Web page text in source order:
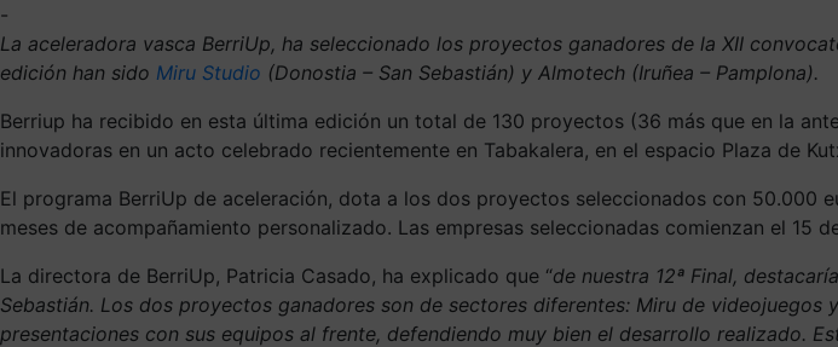
-
La aceleradora vasca BerriUp, ha seleccionado los proyectos ganadores de la XII
edición han sido Miru Studio (Donostia – San Sebastián) y Almotech (Iruñea – Pamplona).
Berriup ha recibido en esta última edición un total de 130 proyectos (36 más que en la
innovadoras en un acto celebrado recientemente en Tabakalera, en el espacio Plaza de
El programa BerriUp de aceleración, dota a los dos proyectos seleccionados con
meses de acompañamiento personalizado. Las empresas seleccionadas comienzan el 15
La directora de BerriUp, Patricia Casado, ha explicado que “de nuestra 12ª Final,
Sebastián. Los dos proyectos ganadores son de sectores diferentes: Miru de
presentaciones con sus equipos al frente, defendiendo muy bien el desarrollo realizado.